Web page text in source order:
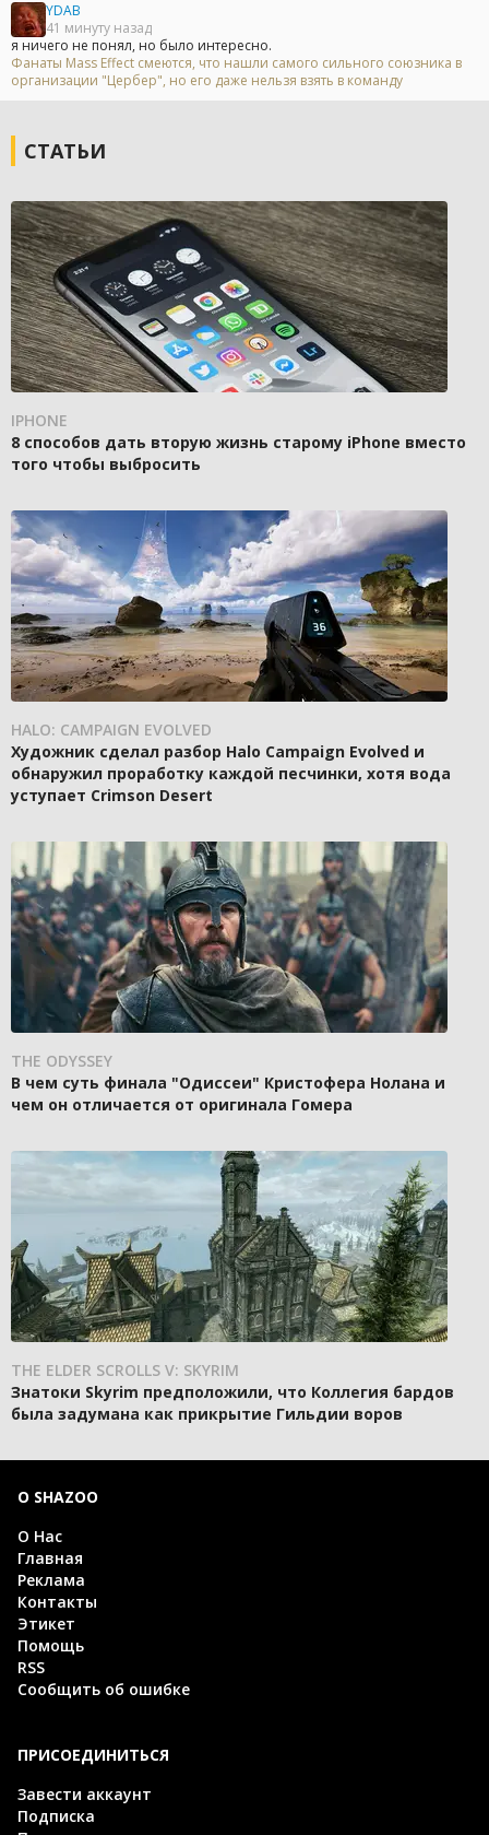
YDAB
41 минуту назад
я ничего не понял, но было интересно.
Фанаты Mass Effect смеются, что нашли самого сильного союзника в
организации "Цербер", но его даже нельзя взять в команду
СТАТЬИ
IPHONE
8 способов дать вторую жизнь старому iPhone вместо
того чтобы выбросить
HALO: CAMPAIGN EVOLVED
Художник сделал разбор Halo Campaign Evolved и
обнаружил проработку каждой песчинки, хотя вода
уступает Crimson Desert
THE ODYSSEY
В чем суть финала "Одиссеи" Кристофера Нолана и
чем он отличается от оригинала Гомера
THE ELDER SCROLLS V: SKYRIM
Знатоки Skyrim предположили, что Коллегия бардов
была задумана как прикрытие Гильдии воров
О SHAZOO
О Нас
Главная
Реклама
Контакты
Этикет
Помощь
RSS
Сообщить об ошибке
ПРИСОЕДИНИТЬСЯ
Завести аккаунт
Подписка